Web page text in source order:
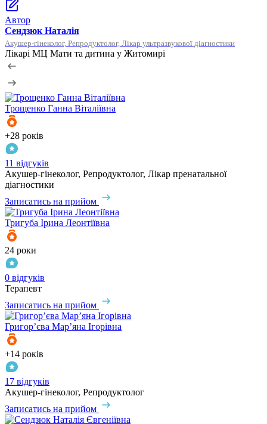
Автор
Сендзюк Наталія
Акушер-гінеколог, Репродуктолог, Лікар ультразвукової діагностики
Лікарі МЦ Мати та дитина у Житомирі
Трощенко Ганна Віталіївна
+28 років
11 відгуків
Акушер-гінеколог, Репродуктолог, Лікар пренатальної
діагностики
Записатись на прийом
Тригуба Ірина Леонтіївна
24 роки
0 відгуків
Терапевт
Записатись на прийом
Григор’єва Мар’яна Ігорівна
+14 років
17 відгуків
Акушер-гінеколог, Репродуктолог
Записатись на прийом